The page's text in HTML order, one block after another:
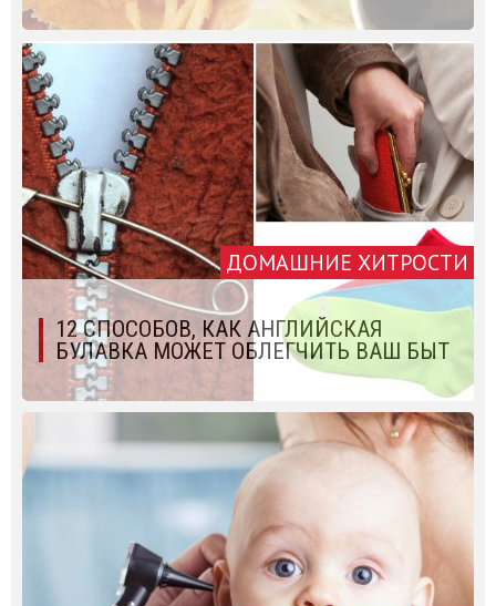
ДОМАШНИЕ ХИТРОСТИ
12 СПОСОБОВ, КАК АНГЛИЙСКАЯ
БУЛАВКА МОЖЕТ ОБЛЕГЧИТЬ ВАШ БЫТ